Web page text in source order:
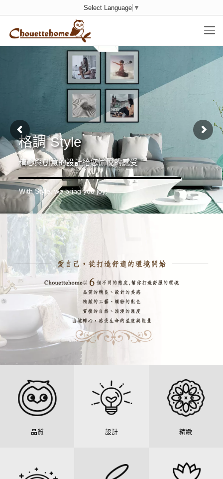
Select Language ▼
格調 Style
精心與創意的設計給您愉悅的感受
With Style, we bring you joy!
品質 設計 精緻